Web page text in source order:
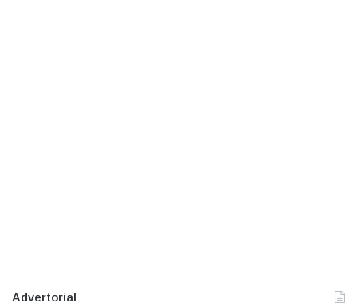
Advertorial